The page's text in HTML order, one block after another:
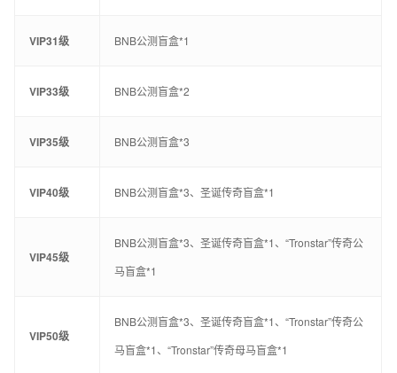
VIP31级 BNB公测盲盒*1
VIP33级 BNB公测盲盒*2
VIP35级 BNB公测盲盒*3
VIP40级 BNB公测盲盒*3、圣诞传奇盲盒*1
VIP45级
BNB公测盲盒*3、圣诞传奇盲盒*1、“Tronstar”传奇公
马盲盒*1
VIP50级
BNB公测盲盒*3、圣诞传奇盲盒*1、“Tronstar”传奇公
马盲盒*1、“Tronstar”传奇母马盲盒*1